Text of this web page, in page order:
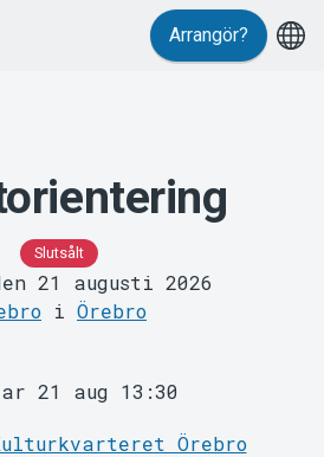
Arrangör?
Slutsålt
21 augusti 2026
i Örebro
21 aug 13:30
Örebro